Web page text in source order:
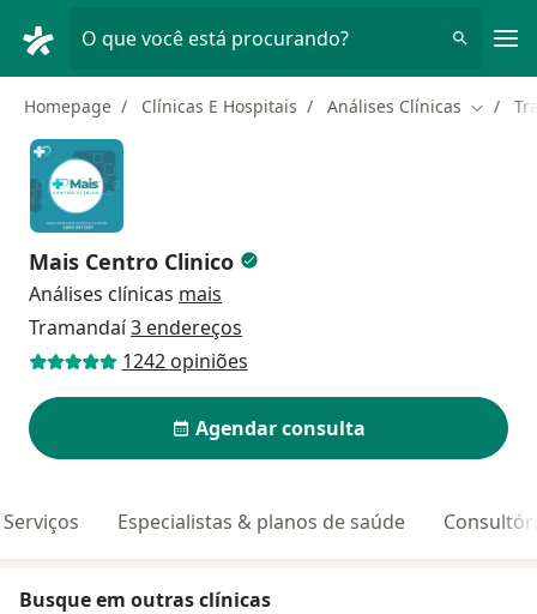
O que você está procurando?
Homepage Clínicas E Hospitais Análises Clínicas Mudar
Mais Centro Clinico
Análises clínicas mais
Tramandaí3 endereços
1242 opiniões
Agendar consulta
Serviços Especialistas & planos de saúde
Busque em outras clínicas